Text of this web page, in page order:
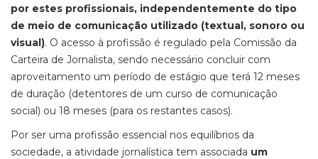
por estes profissionais, independentemente do tipo
de meio de comunicação utilizado (textual, sonoro ou
visual). O acesso à profissão é regulado pela Comissão da
Carteira de Jornalista, sendo necessário concluir com
aproveitamento um período de estágio que terá 12 meses
de duração (detentores de um curso de comunicação
social) ou 18 meses (para os restantes casos).
Por ser uma profissão essencial nos equilíbrios da
sociedade, a atividade jornalística tem associada um